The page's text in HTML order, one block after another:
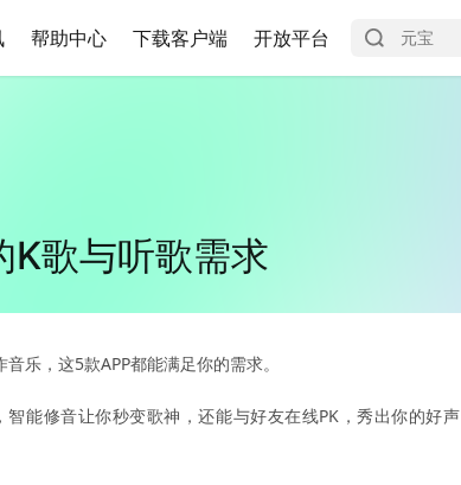
帮助中心 下载客户端 开放平台
K歌与听歌需求
乐，这5款APP都能满足你的需求。
能修音让你秒变歌神，还能与好友在线PK，秀出你的好声